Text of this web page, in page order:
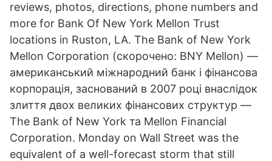
reviews, photos, directions, phone numbers and
more for Bank Of New York Mellon Trust
locations in Ruston, LA. The Bank of New York
Mellon Corporation (скорочено: BNY Mellon) —
американський міжнародний банк і фінансова
корпорація, заснований в 2007 році внаслідок
злиття двох великих фінансових структур —
The Bank of New York та Mellon Financial
Corporation. Monday on Wall Street was the
equivalent of a well-forecast storm that still